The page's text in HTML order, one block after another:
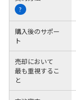
?
購入後のサポー
ト
売却において
最も重視するこ
と